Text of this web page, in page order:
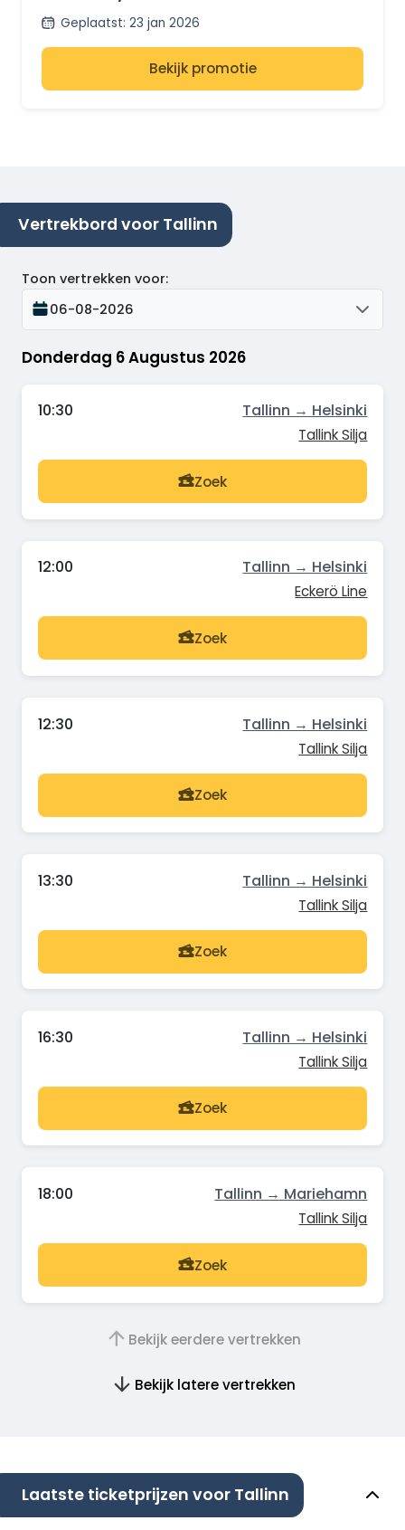
Geplaatst: 23 jan 2026
Bekijk promotie
Vertrekbord voor Tallinn
Donderdag 6 Augustus 2026
Toon vertrekken voor:
06-08-2026
10:30 Tallinn → Helsinki
Tallink Silja
Zoek
12:00 Tallinn → Helsinki
Eckerö Line
Zoek
12:30 Tallinn → Helsinki
Tallink Silja
Zoek
13:30 Tallinn → Helsinki
Tallink Silja
Zoek
16:30 Tallinn → Helsinki
Tallink Silja
Zoek
18:00 Tallinn → Mariehamn
Tallink Silja
Zoek
Bekijk eerdere vertrekken
Bekijk latere vertrekken
Laatste ticketprijzen voor Tallinn